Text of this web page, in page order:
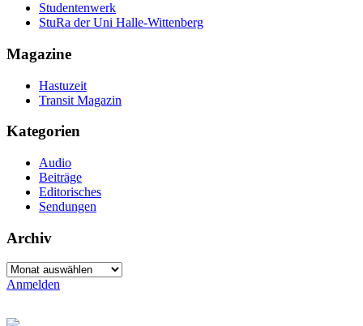
Studentenwerk
StuRa der Uni Halle-Wittenberg
Magazine
Hastuzeit
Transit Magazin
Kategorien
Audio
Beiträge
Editorisches
Sendungen
Archiv
Archiv
Anmelden